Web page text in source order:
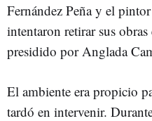
Fernández Peña y el
intentaron retirar sus
presidido por Anglada
El ambiente era propicio
tardó en intervenir.